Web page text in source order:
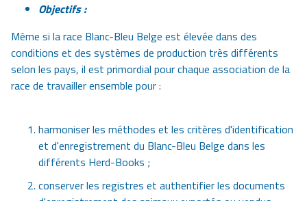
Objectifs :
Même si la race Blanc-Bleu Belge est élevée dans des
conditions et des systèmes de production très différents
selon les pays, il est primordial pour chaque association de la
race de travailler ensemble pour :
harmoniser les méthodes et les critères d'identification
et d'enregistrement du Blanc-Bleu Belge dans les
différents Herd-Books ;
conserver les registres et authentifier les documents